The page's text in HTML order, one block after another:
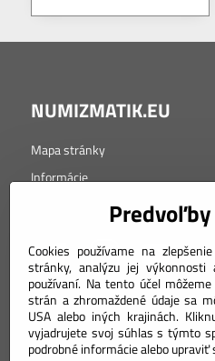
NUMIZMATIK.EU
Mapa stránky
Informácie
Tabuľka značenia kvality
Objednávky
Cookies používame na
stránky, analýzu jej výkonnosti
používaní. Na tento účel
strán a zhromaždené údaje sa
USA alebo iných krajinách.
vyjadrujete svoj súhlas s týmto
podrobné informácie alebo upraviť